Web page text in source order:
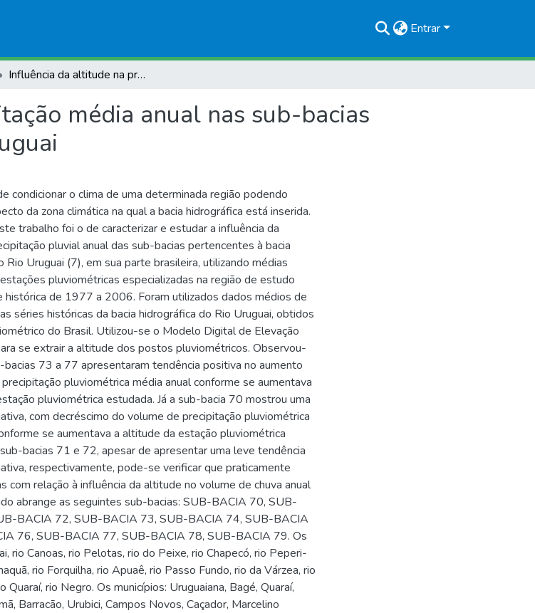
Entrar
Influência da altitude na precipitação média anual nas sub-bacias pertencentes à Bacia do Rio Uruguai
média anual nas sub-bacias
condicionar o clima de uma determinada região podendo
da zona climática na qual a bacia hidrográfica está inserida.
trabalho foi o de caracterizar e estudar a influência da
pluvial anual das sub-bacias pertencentes à bacia
Rio Uruguai (7), em sua parte brasileira, utilizando médias
pluviométricas especializadas na região de estudo
histórica de 1977 a 2006. Foram utilizados dados médios de
séries históricas da bacia hidrográfica do Rio Uruguai, obtidos
do Brasil. Utilizou-se o Modelo Digital de Elevação
se extrair a altitude dos postos pluviométricos. Observou-
bacias 73 a 77 apresentaram tendência positiva no aumento
pluviométrica média anual conforme se aumentava
pluviométrica estudada. Já a sub-bacia 70 mostrou uma
com decréscimo do volume de precipitação pluviométrica
se aumentava a altitude da estação pluviométrica
bacias 71 e 72, apesar de apresentar uma leve tendência
respectivamente, pode-se verificar que praticamente
com relação à influência da altitude no volume de chuva anual
abrange as seguintes sub-bacias: SUB-BACIA 70, SUB-
BACIA 72, SUB-BACIA 73, SUB-BACIA 74, SUB-BACIA
76, SUB-BACIA 77, SUB-BACIA 78, SUB-BACIA 79. Os
rio Canoas, rio Pelotas, rio do Peixe, rio Chapecó, rio Peperi-
rio Forquilha, rio Apuaê, rio Passo Fundo, rio da Várzea, rio
Quaraí, rio Negro. Os municípios: Uruguaiana, Bagé, Quaraí,
Barracão, Urubici, Campos Novos, Caçador, Marcelino